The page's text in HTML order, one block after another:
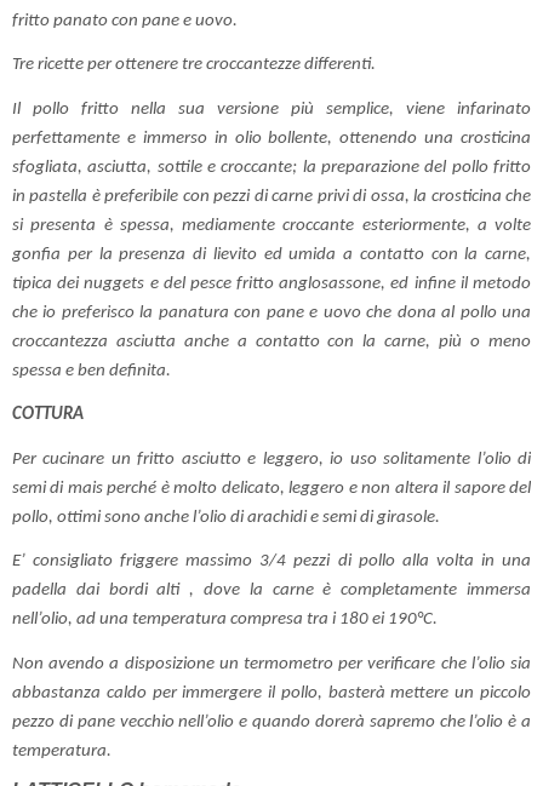
fritto panato con pane e uovo.
Tre ricette per ottenere tre croccantezze differenti.
Il pollo fritto nella sua versione più semplice, viene infarinato
perfettamente e immerso in olio bollente, ottenendo una crosticina
sfogliata, asciutta, sottile e croccante; la preparazione del pollo fritto
in pastella è preferibile con pezzi di carne privi di ossa, la crosticina che
si presenta è spessa, mediamente croccante esteriormente, a volte
gonfia per la presenza di lievito ed umida a contatto con la carne,
tipica dei nuggets e del pesce fritto anglosassone, ed infine il metodo
che io preferisco la panatura con pane e uovo che dona al pollo una
croccantezza asciutta anche a contatto con la carne, più o meno
spessa e ben definita.
COTTURA
Per cucinare un fritto asciutto e leggero, io uso solitamente l’olio di
semi di mais perché è molto delicato, leggero e non altera il sapore del
pollo, ottimi sono anche l’olio di arachidi e semi di girasole.
E’ consigliato friggere massimo 3/4 pezzi di pollo alla volta in una
padella dai bordi alti , dove la carne è completamente immersa
nell’olio, ad una temperatura compresa tra i 180 ei 190°C.
Non avendo a disposizione un termometro per verificare che l’olio sia
abbastanza caldo per immergere il pollo, basterà mettere un piccolo
pezzo di pane vecchio nell’olio e quando dorerà sapremo che l’olio è a
temperatura.